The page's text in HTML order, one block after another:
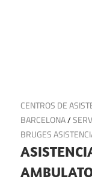
1 de octubre de
CENTROS DE
BARCELONA/
BRUGES